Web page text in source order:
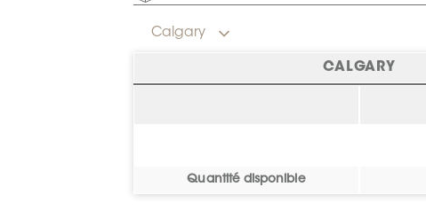
Calgary
CALGARY
Quantité disponible